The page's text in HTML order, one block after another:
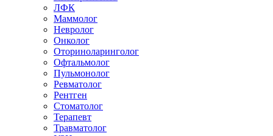
ЛФК
Маммолог
Невролог
Онколог
Оториноларинголог
Офтальмолог
Пульмонолог
Ревматолог
Рентген
Стоматолог
Терапевт
Травматолог